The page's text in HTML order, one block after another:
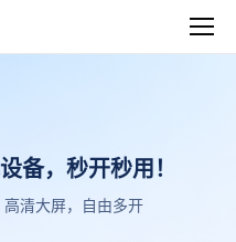
备，秒开秒用！
清大屏，自由多开